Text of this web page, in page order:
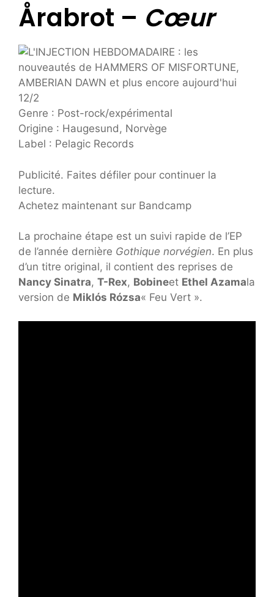
Årabrot – Cœur
Genre : Post-rock/expérimental
Origine : Haugesund, Norvège
Label : Pelagic Records
Publicité. Faites défiler pour continuer la
lecture.
Achetez maintenant sur Bandcamp
La prochaine étape est un suivi rapide de l’EP
de l’année dernière Gothique norvégien. En plus
d’un titre original, il contient des reprises de
Nancy Sinatra, T-Rex, Bobineet Ethel Azamala
version de Miklós Rózsa« Feu Vert ».